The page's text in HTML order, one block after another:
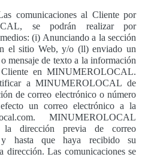
comunicaciones al Cliente por
se podrán realizar por
(i) Anunciando a la sección
el sitio Web, y/o (ll) enviado un
mensaje de texto a la información
en MINUMEROLOCAL.
a MINUMEROLOCAL de
de correo electrónico o número
un correo electrónico a la
MINUMEROLOCAL
la dirección previa de correo
hasta que haya recibido su
dirección. Las comunicaciones se